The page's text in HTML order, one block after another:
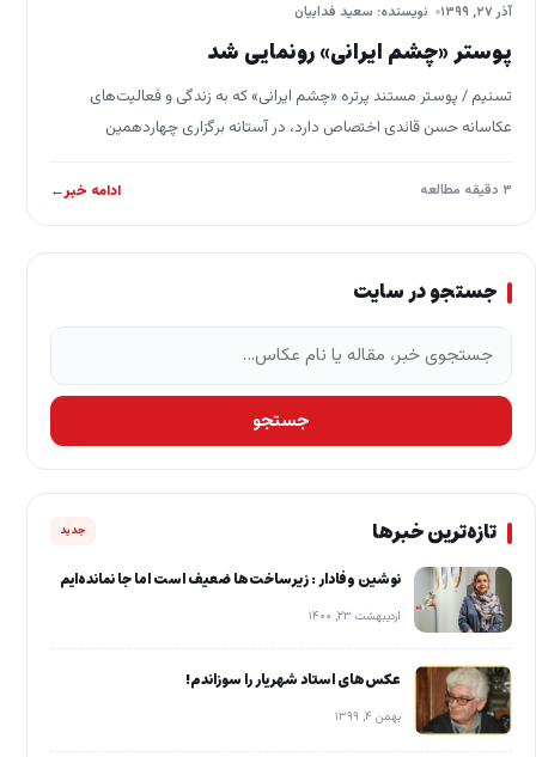
آذر ۲۷, ۱۳۹۹ نویسنده: سعید فداییان
پوستر «چشم ایرانی» رونمایی شد
تسنیم / پوستر مستند پرتره «چشم ایرانی» که به زندگی و فعالیت‌های
عکاسانه حسن قائدی اختصاص دارد، در آستانه برگزاری چهاردهمین
۳ دقیقه مطالعه ادامه خبر←
جستجو در سایت
جستجو برای:
جستجو
تازه‌ترین خبرها جدید
نوشین وفادار : زیرساخت‌ها ضعیف است اما جا نمانده‌ایم
اردیبهشت ۲۳, ۱۴۰۰
عکس‌های استاد شهریار را سوزاندم!
بهمن ۴, ۱۳۹۹